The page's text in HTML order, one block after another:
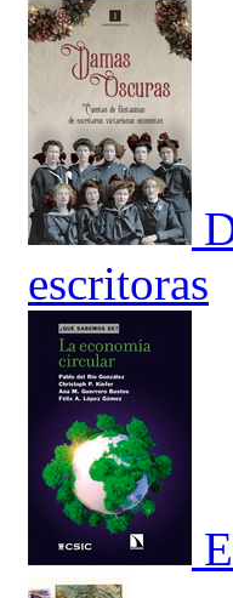
escritoras